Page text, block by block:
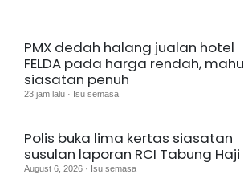
PMX dedah halang jualan hotel
FELDA pada harga rendah, mahu
siasatan penuh
23 jam lalu · Isu semasa
Polis buka lima kertas siasatan
susulan laporan RCI Tabung Haji
August 6, 2026 · Isu semasa